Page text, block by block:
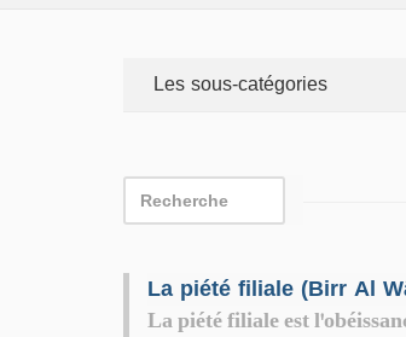
Les sous-catégories
La piété filiale est